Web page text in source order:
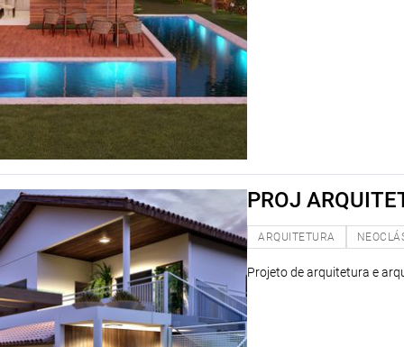
PROJ
ARQUITETURA
Projeto de arquitetura e